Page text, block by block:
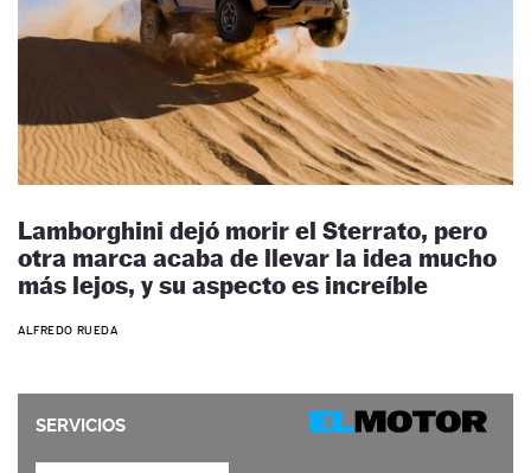
Lamborghini dejó morir el Sterrato, pero
otra marca acaba de llevar la idea mucho
más lejos, y su aspecto es increíble
ALFREDO RUEDA